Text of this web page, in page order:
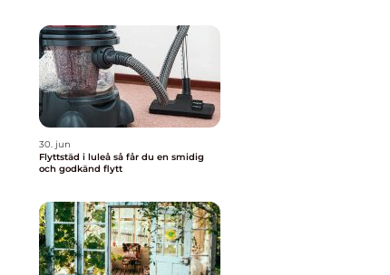
30. jun
Flyttstäd i luleå så får du en smidig
och godkänd flytt